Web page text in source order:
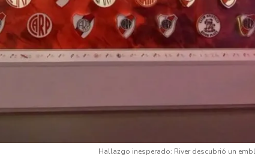
Hallazgo inesperado: River descubrió un